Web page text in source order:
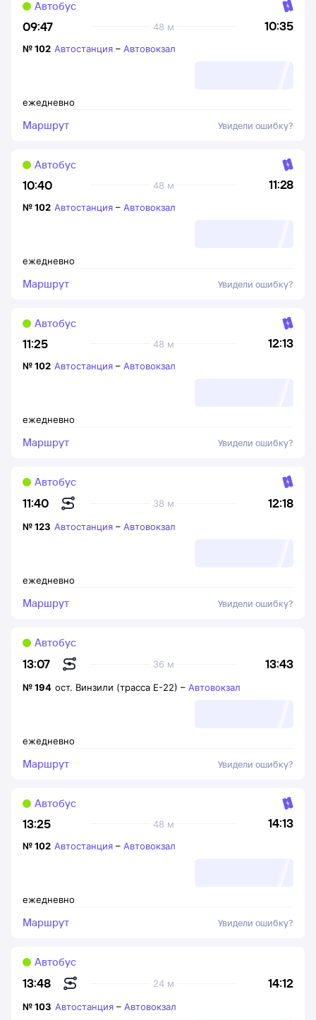
09:47 10:35
48 м
Автобус
ежедневно
№102 Автостанция – Автовокзал
Маршрут Увидели ошибку?
10:40 11:28
48 м
Автобус
ежедневно
№102 Автостанция – Автовокзал
Маршрут Увидели ошибку?
11:25 12:13
48 м
Автобус
ежедневно
№102 Автостанция – Автовокзал
Маршрут Увидели ошибку?
11:40 12:18
38 м
Автобус
ежедневно
№123 Автостанция – Автовокзал
Маршрут Увидели ошибку?
13:07 13:43
36 м
Автобус
ежедневно
№194 ост. Винзили (трасса Е-22) – Автовокзал
Маршрут Увидели ошибку?
13:25 14:13
48 м
Автобус
ежедневно
№102 Автостанция – Автовокзал
Маршрут Увидели ошибку?
13:48 14:12
24 м
Автобус
№103 Автостанция – Автовокзал